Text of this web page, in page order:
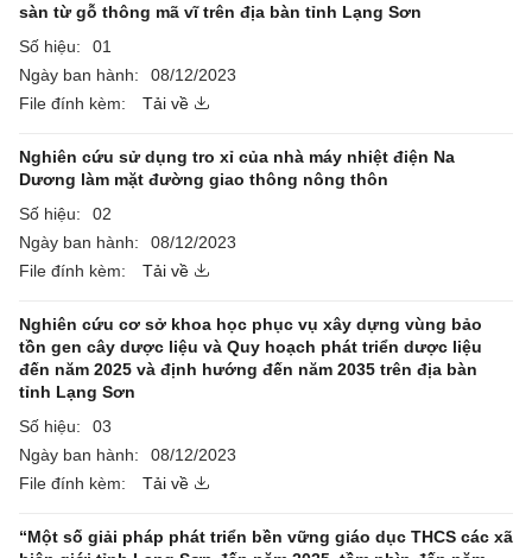
sàn từ gỗ thông mã vĩ trên địa bàn tỉnh Lạng Sơn
Số hiệu:
01
Ngày ban hành:
08/12/2023
File đính kèm:
Tải về
Nghiên cứu sử dụng tro xỉ của nhà máy nhiệt điện Na
Dương làm mặt đường giao thông nông thôn
Số hiệu:
02
Ngày ban hành:
08/12/2023
File đính kèm:
Tải về
Nghiên cứu cơ sở khoa học phục vụ xây dựng vùng bảo
tồn gen cây dược liệu và Quy hoạch phát triển dược liệu
đến năm 2025 và định hướng đến năm 2035 trên địa bàn
tỉnh Lạng Sơn
Số hiệu:
03
Ngày ban hành:
08/12/2023
File đính kèm:
Tải về
“Một số giải pháp phát triển bền vững giáo dục THCS các xã